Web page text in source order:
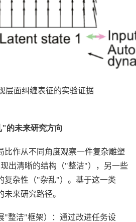
层面纠缠表征的实验证据
"的未来研究方向
比作从不同角度观察一件复杂雕塑
出清晰的结构（"整洁"），另一些
复杂性（"杂乱"）。基于这一类
来研究路径。
"整洁"框架）：通过改进任务设